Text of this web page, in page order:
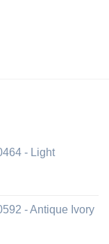
- Light
- Antique Ivory